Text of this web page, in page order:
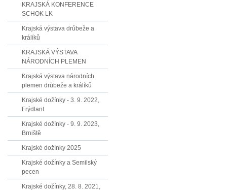
KRAJSKÁ KONFERENCE
SCHOK LK
Krajská výstava drůbeže a
králíků
KRAJSKÁ VÝSTAVA
NÁRODNÍCH PLEMEN
Krajská výstava národních
plemen drůbeže a králíků
Krajské dožínky - 3. 9. 2022,
Frýdlant
Krajské dožínky - 9. 9. 2023,
Brniště
Krajské dožínky 2025
Krajské dožínky a Semilský
pecen
Krajské dožínky, 28. 8. 2021,